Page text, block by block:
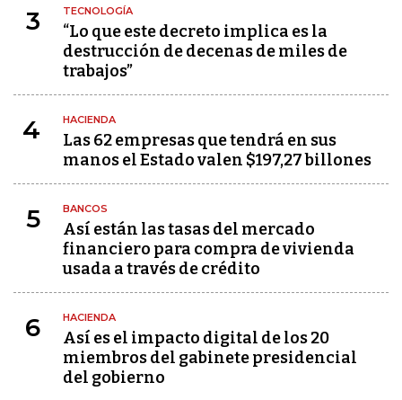
3 TECNOLOGÍA
“Lo que este decreto implica es la
destrucción de decenas de miles de
trabajos”
4 HACIENDA
Las 62 empresas que tendrá en sus
manos el Estado valen $197,27 billones
5 BANCOS
Así están las tasas del mercado
financiero para compra de vivienda
usada a través de crédito
6 HACIENDA
Así es el impacto digital de los 20
miembros del gabinete presidencial
del gobierno